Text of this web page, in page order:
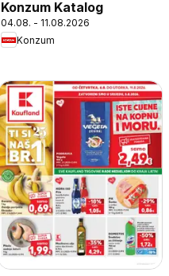
Konzum Katalog
04.08. - 11.08.2026
Konzum